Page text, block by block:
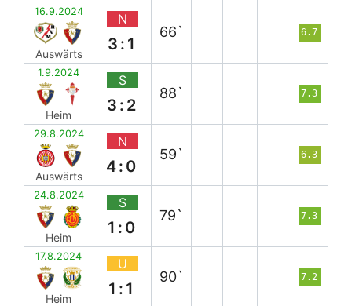
16.9.2024
Auswärts
N
3:1
66` 6.7
1.9.2024
Heim
S
3:2
88` 7.3
29.8.2024
Auswärts
N
4:0
59` 6.3
24.8.2024
Heim
S
1:0
79` 7.3
17.8.2024
Heim
U
1:1
90` 7.2